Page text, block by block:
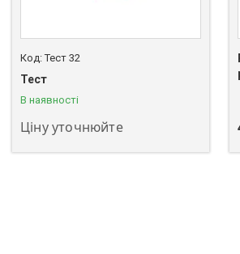
Тест 32
Тест
В наявності
Ціну уточнюйте
+380 (68) 535-90-01